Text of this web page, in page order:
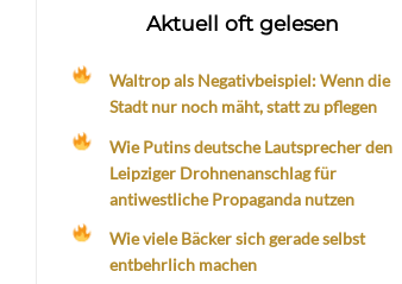
Aktuell oft gelesen
Waltrop als Negativbeispiel: Wenn die
Stadt nur noch mäht, statt zu pflegen
Wie Putins deutsche Lautsprecher den
Leipziger Drohnenanschlag für
antiwestliche Propaganda nutzen
Wie viele Bäcker sich gerade selbst
entbehrlich machen